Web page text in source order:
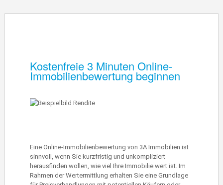
Kostenfreie 3 Minuten Online-
Immobilienbewertung beginnen
Eine Online-Immobilienbewertung von 3A Immobilien ist
sinnvoll, wenn Sie kurzfristig und unkompliziert
herausfinden wollen, wie viel Ihre Immobilie wert ist. Im
Rahmen der Wertermittlung erhalten Sie eine Grundlage